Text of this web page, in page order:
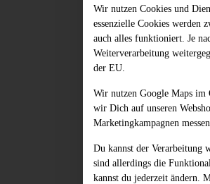
Wir nutzen Cookies und
essenzielle Cookies werden
auch alles funktioniert. Je
Weiterverarbeitung
der EU.
Wir nutzen Google Maps im
wir Dich auf unseren
Marketingkampagnen
Du kannst der Verarbeitung
sind allerdings die
kannst du jederzeit ändern.